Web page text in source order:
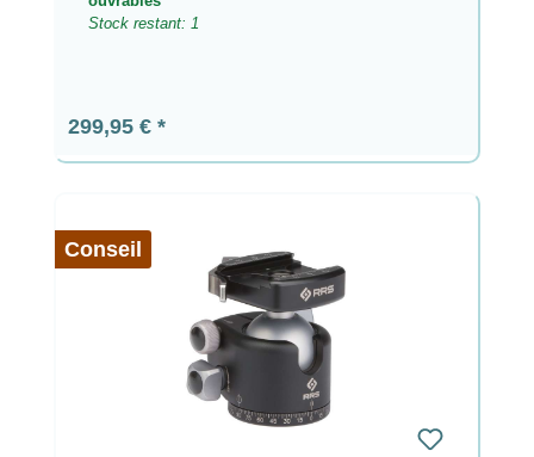
Stock restant: 1
Prix régulier :
299,95 €
Conseil